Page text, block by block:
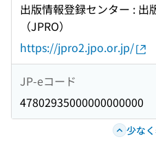
出版情報登録センター : 出
（JPRO）
https://jpro2.jpo.or.jp/
JP-eコード
47802935000000000000
少な